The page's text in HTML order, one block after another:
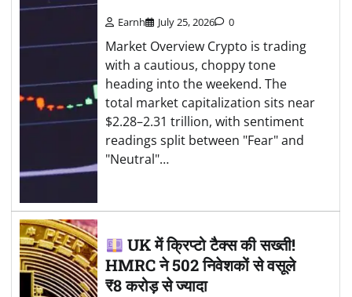
Earnh July 25, 2026 0
Market Overview Crypto is trading
with a cautious, choppy tone
heading into the weekend. The
total market capitalization sits near
$2.28–2.31 trillion, with sentiment
readings split between "Fear" and
"Neutral"…
UK में क्रिप्टो टैक्स की सख्ती!
HMRC ने 502 निवेशकों से वसूले
₹8 करोड़ से ज्यादा